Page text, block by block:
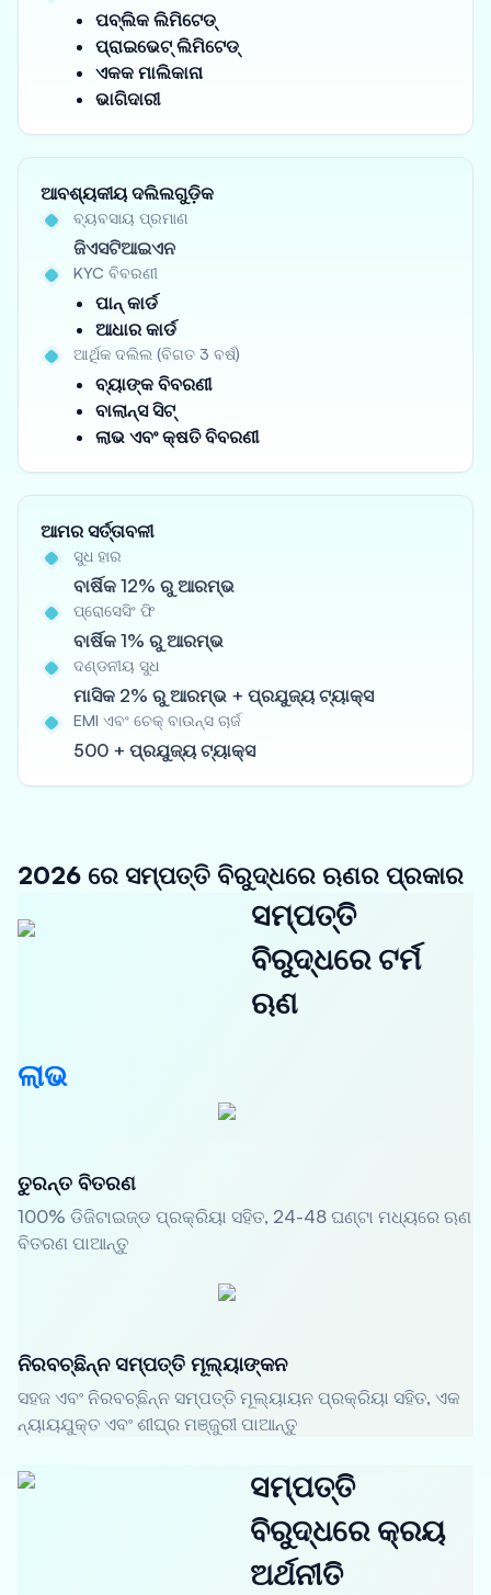
ପବ୍ଲିକ ଲିମିଟେଡ୍
ପ୍ରାଇଭେଟ୍ ଲିମିଟେଡ୍
ଏକକ ମାଲିକାନା
ଭାଗିଦାରୀ
ଆବଶ୍ୟକୀୟ ଦଲିଲଗୁଡ଼ିକ
ବ୍ୟବସାୟ ପ୍ରମାଣ
ଜିଏସଟିଆଇଏନ
KYC ବିବରଣୀ
ପାନ୍ କାର୍ଡ
ଆଧାର କାର୍ଡ
ଆର୍ଥିକ ଦଲିଲ (ବିଗତ 3 ବର୍ଷ)
ବ୍ୟାଙ୍କ ବିବରଣୀ
ବାଲାନ୍ସ ସିଟ୍
ଲାଭ ଏବଂ କ୍ଷତି ବିବରଣୀ
ଆମର ସର୍ତ୍ତାବଳୀ
ସୁଧ ହାର
ବାର୍ଷିକ 12% ରୁ ଆରମ୍ଭ
ପ୍ରୋସେସିଂ ଫି
ବାର୍ଷିକ 1% ରୁ ଆରମ୍ଭ
ଦଣ୍ଡନୀୟ ସୁଧ
ମାସିକ 2% ରୁ ଆରମ୍ଭ + ପ୍ରଯୁଜ୍ୟ ଟ୍ୟାକ୍ସ
EMI ଏବଂ ଚେକ୍ ବାଉନ୍ସ ଚାର୍ଜ
500 + ପ୍ରଯୁଜ୍ୟ ଟ୍ୟାକ୍ସ
2026 ରେ ସମ୍ପତ୍ତି ବିରୁଦ୍ଧରେ ଋଣର ପ୍ରକାର
ସମ୍ପତ୍ତି
ବିରୁଦ୍ଧରେ ଟର୍ମ
ଋଣ
ଲାଭ
ତୁରନ୍ତ ବିତରଣ
100% ଡିଜିଟାଇଜ୍ଡ ପ୍ରକ୍ରିୟା ସହିତ, 24-48 ଘଣ୍ଟା ମଧ୍ୟରେ ଋଣ
ବିତରଣ ପାଆନ୍ତୁ
ନିରବଚ୍ଛିନ୍ନ ସମ୍ପତ୍ତି ମୂଲ୍ୟାଙ୍କନ
ସହଜ ଏବଂ ନିରବଚ୍ଛିନ୍ନ ସମ୍ପତ୍ତି ମୂଲ୍ୟାୟନ ପ୍ରକ୍ରିୟା ସହିତ, ଏକ
ନ୍ୟାୟଯୁକ୍ତ ଏବଂ ଶୀଘ୍ର ମଞ୍ଜୁରୀ ପାଆନ୍ତୁ
ସମ୍ପତ୍ତି
ବିରୁଦ୍ଧରେ କ୍ରୟ
ଅର୍ଥନୀତି